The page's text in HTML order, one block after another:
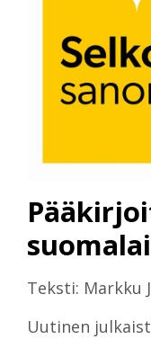
Teksti: Markku
Uutinen